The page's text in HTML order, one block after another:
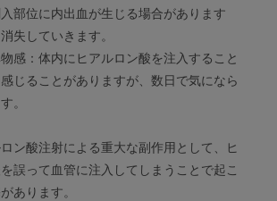
部位に内出血が生じる場合があります
失していきます。
感：体内にヒアルロン酸を注入すること
じることがありますが、数日で気になら
。
ン酸注射による重大な副作用として、ヒ
誤って血管に注入してしまうことで起こ
あります。